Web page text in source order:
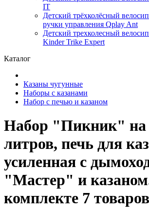
IT
Детский трёхколёсный
ручки управления Qplay Ant
Детский трехколесный
Kinder Trike Expert
Каталог
Казаны чугунные
Наборы с казанами
Набор с печью и казаном
Набор "Пикник" на
литров, печь для
усиленная с
"Мастер" и
комплекте 7 товаров